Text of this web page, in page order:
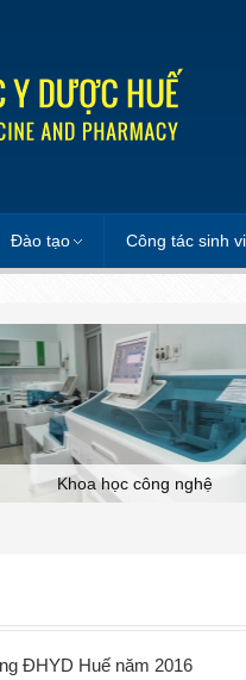
Đào tạo Công tác sinh
Khoa học công nghệ
ĐHYD Huế năm 2016